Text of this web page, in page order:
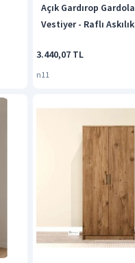
Açık Gardırop
Vestiyer - Raflı
Detaylı Siyah
3.440,07 TL
n11